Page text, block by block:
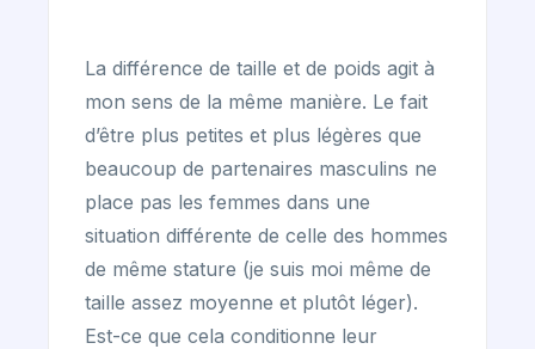
La différence de taille et de poids agit à
mon sens de la même manière. Le fait
d’être plus petites et plus légères que
beaucoup de partenaires masculins ne
place pas les femmes dans une
situation différente de celle des hommes
de même stature (je suis moi même de
taille assez moyenne et plutôt léger).
Est-ce que cela conditionne leur